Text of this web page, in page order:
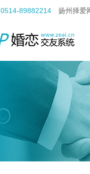
0514-89882214 扬州择爱